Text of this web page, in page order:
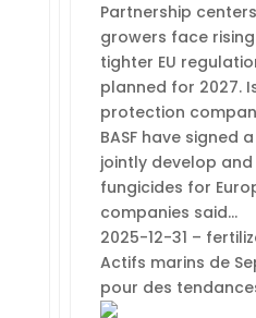
Partnership
growers face
tighter EU
planned for 2027.
protection
BASF have signed
jointly develop
fungicides for
companies said…
2025-12-31 –
Actifs marins de
pour des